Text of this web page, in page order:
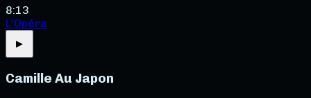
8:13
L'Opéra
▶
Camille Au Japon